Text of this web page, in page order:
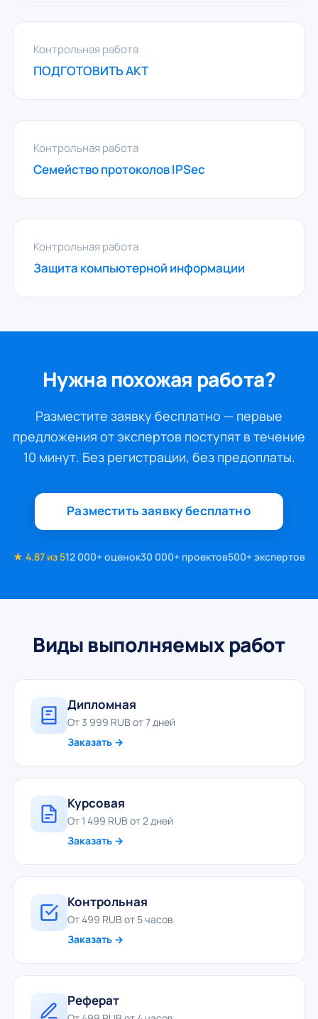
Контрольная работа
ПОДГОТОВИТЬ АКТ
Контрольная работа
Семейство протоколов IPSec
Контрольная работа
Защита компьютерной информации
Нужна похожая работа?
Разместите заявку бесплатно — первые
предложения от экспертов поступят в течение
10 минут. Без регистрации, без предоплаты.
Разместить заявку бесплатно
★ 4.87 из 512 000+ оценок30 000+ проектов500+ экспертов
Виды выполняемых работ
Дипломная
От 3 999 RUB от 7 дней
Заказать →
Курсовая
От 1 499 RUB от 2 дней
Заказать →
Контрольная
От 499 RUB от 5 часов
Заказать →
Реферат